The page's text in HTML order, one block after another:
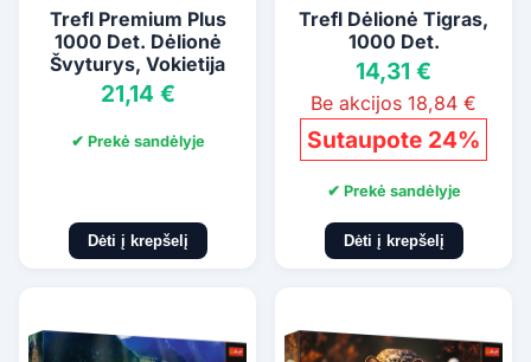
Trefl Premium Plus
1000 Det. Dėlionė
Švyturys, Vokietija
21,14 €
✔ Prekė sandėlyje
Dėti į krepšelį
Trefl Dėlionė Tigras,
1000 Det.
14,31 €
Be akcijos 18,84 €
Sutaupote 24%
✔ Prekė sandėlyje
Dėti į krepšelį